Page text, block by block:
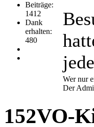
Beiträge:
1412
Dank
erhalten:
480
Wer nur
Der
152VO-